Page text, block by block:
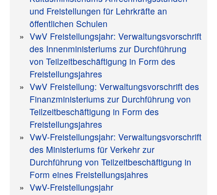
und Freistellungen für Lehrkräfte an
öffentlichen Schulen
VwV Freistellungsjahr: Verwaltungsvorschrift
des Innenministeriums zur Durchführung
von Teilzeitbeschäftigung in Form des
Freistellungsjahres
VwV Freistellung: Verwaltungsvorschrift des
Finanzministeriums zur Durchführung von
Teilzeitbeschäftigung in Form des
Freistellungsjahres
VwV-Freistellungsjahr: Verwaltungsvorschrift
des Ministeriums für Verkehr zur
Durchführung von Teilzeitbeschäftigung in
Form eines Freistellungsjahres
VwV-Freistellungsjahr